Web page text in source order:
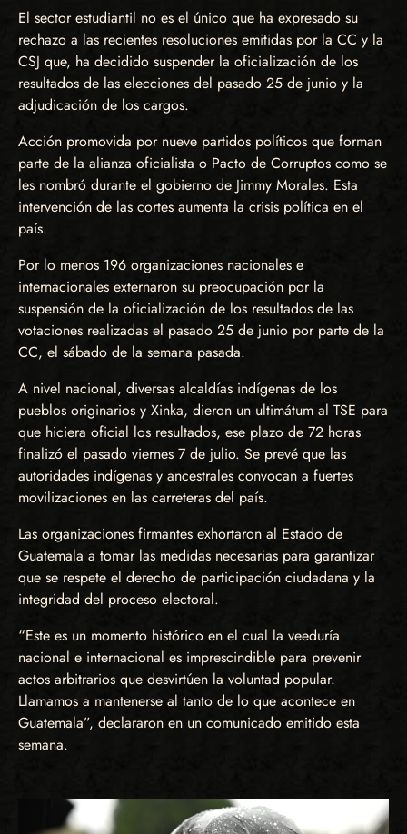
El sector estudiantil no es el único que ha expresado su
rechazo a las recientes resoluciones emitidas por la CC y la
CSJ que, ha decidido suspender la oficialización de los
resultados de las elecciones del pasado 25 de junio y la
adjudicación de los cargos.
Acción promovida por nueve partidos políticos que forman
parte de la alianza oficialista o Pacto de Corruptos como se
les nombró durante el gobierno de Jimmy Morales. Esta
intervención de las cortes aumenta la crisis política en el
país.
Por lo menos 196 organizaciones nacionales e
internacionales externaron su preocupación por la
suspensión de la oficialización de los resultados de las
votaciones realizadas el pasado 25 de junio por parte de la
CC, el sábado de la semana pasada.
A nivel nacional, diversas alcaldías indígenas de los
pueblos originarios y Xinka, dieron un ultimátum al TSE para
que hiciera oficial los resultados, ese plazo de 72 horas
finalizó el pasado viernes 7 de julio. Se prevé que las
autoridades indígenas y ancestrales convocan a fuertes
movilizaciones en las carreteras del país.
Las organizaciones firmantes exhortaron al Estado de
Guatemala a tomar las medidas necesarias para garantizar
que se respete el derecho de participación ciudadana y la
integridad del proceso electoral.
“Este es un momento histórico en el cual la veeduría
nacional e internacional es imprescindible para prevenir
actos arbitrarios que desvirtúen la voluntad popular.
Llamamos a mantenerse al tanto de lo que acontece en
Guatemala”, declararon en un comunicado emitido esta
semana.